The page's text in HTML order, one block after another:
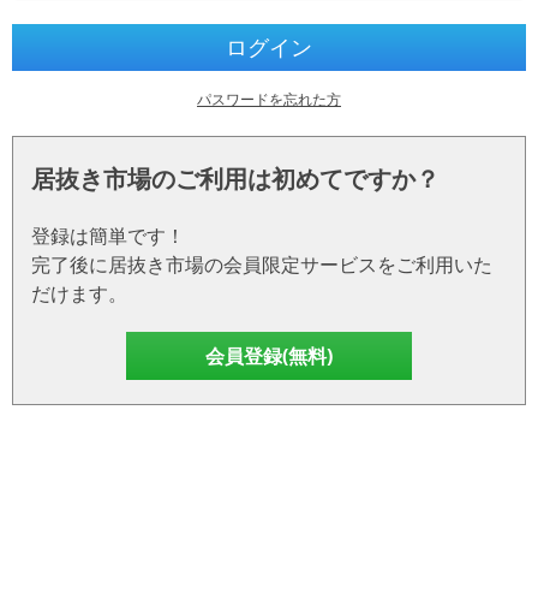
ログイン
パスワードを忘れた方
居抜き市場のご利用は初めてですか？
登録は簡単です！
完了後に居抜き市場の会員限定サービスをご利用いた
だけます。
会員登録(無料)